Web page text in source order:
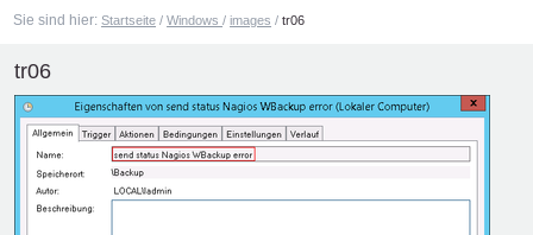
Sie sind hier: Startseite /Windows/images /tr06
tr06